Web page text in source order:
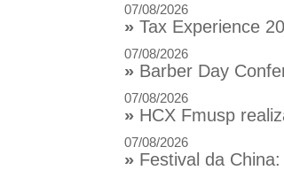
07/08/2026
» Tax Experience
07/08/2026
» Barber Day
07/08/2026
» HCX Fmusp
07/08/2026
» Festival da